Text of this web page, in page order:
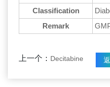
Classification
Remark
上一个： Decitabine